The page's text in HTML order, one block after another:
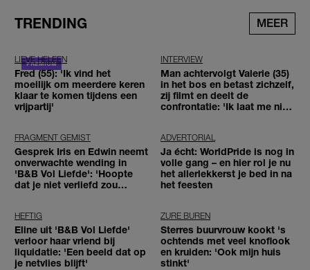
TRENDING MEER
LIEVE HELEEN
Fred (55): 'Ik vind het
moeilijk om meerdere keren
klaar te komen tijdens een
vrijpartij'
INTERVIEW
Man achtervolgt Valerie (35)
in het bos en betast zichzelf,
zij filmt en deelt de
confrontatie: 'Ik laat me niet
FRAGMENT GEMIST
Gesprek Iris en Edwin neemt
onverwachte wending in
'B&B Vol Liefde': 'Hoopte
dat je niet verliefd zou
ADVERTORIAL
Ja écht: WorldPride is nog in
volle gang – en hier rol je nu
het allerlekkerst je bed in na
het feesten
HEFTIG
Eline uit 'B&B Vol Liefde'
verloor haar vriend bij
liquidatie: 'Een beeld dat op
je netvlies blijft'
ZURE BUREN
Sterres buurvrouw kookt 's
ochtends met veel knoflook
en kruiden: 'Ook mijn huis
stinkt'